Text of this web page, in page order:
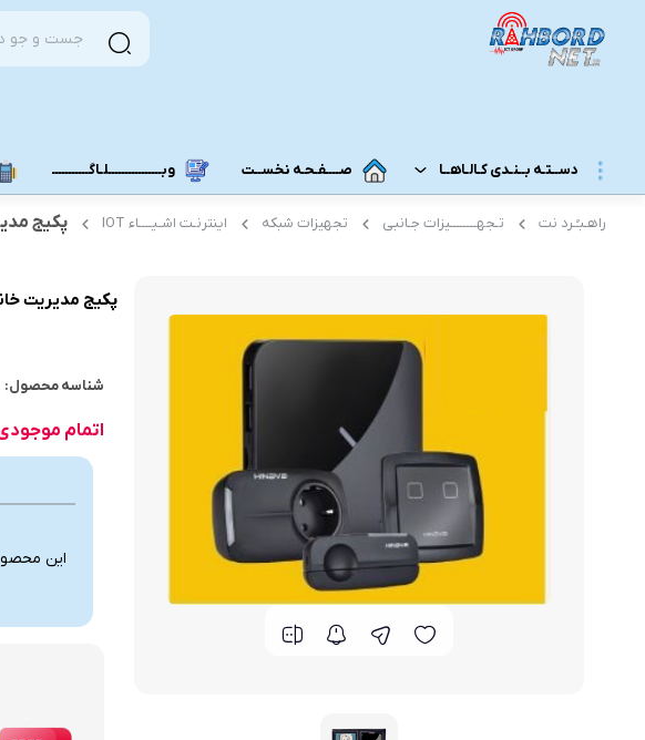
دســتـه بــنـدی کـالـاهــا
مــودم 3G/4G/5G/TD-LTE
مودم 3G رومیزی
مـــحـصـولات ایــــرانـســـــــــل
مــــحـصـولات هــــــمــراه اول
مـــــــحـصــولات رایـــــــتـــــــل
محصولات اپراتورهای همراه
تــــــــجـــهــــیـزات جــــــانـبـی
صــــفـحـه نخســت وبــــــــــــــــلـاگـــــــــــ
راهـبـُـرد نت تـجهــــــــیزات جـانبی تجهیزات شبکه اینترنـت اشـیــــاء IOT پکیج
پکیج مدیریت
شناسه محصول:
اتمام
این